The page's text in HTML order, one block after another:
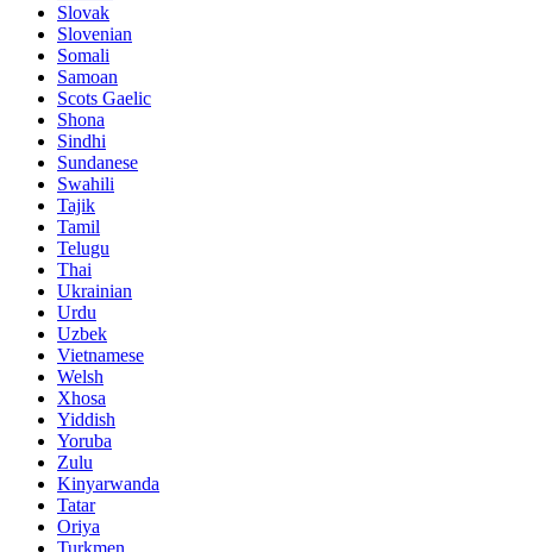
Slovak
Slovenian
Somali
Samoan
Scots Gaelic
Shona
Sindhi
Sundanese
Swahili
Tajik
Tamil
Telugu
Thai
Ukrainian
Urdu
Uzbek
Vietnamese
Welsh
Xhosa
Yiddish
Yoruba
Zulu
Kinyarwanda
Tatar
Oriya